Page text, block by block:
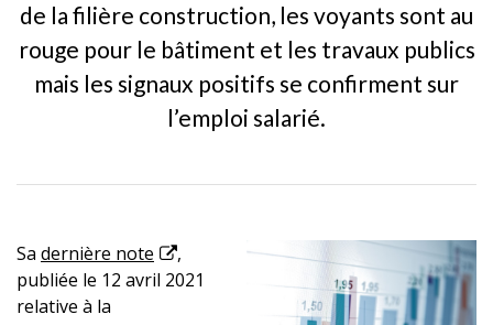
de la filière construction, les voyants sont au
rouge pour le bâtiment et les travaux publics
mais les signaux positifs se confirment sur
l’emploi salarié.
Sa dernière note
,
publiée le 12 avril 2021
relative à la